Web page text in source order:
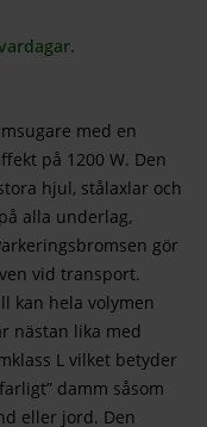
med en
på 1200 W. Den
hjul, stålaxlar och
alla underlag,
gör
vid transport.
kan hela volymen
nästan lika med
L vilket betyder
damm såsom
eller jord. Den